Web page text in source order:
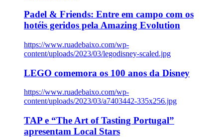
Padel & Friends: Entre em campo com os
hotéis geridos pela Amazing Evolution
https://www.ruadebaixo.com/wp-
content/uploads/2023/03/legodisney-scaled.jpg
LEGO comemora os 100 anos da Disney
https://www.ruadebaixo.com/wp-
content/uploads/2023/03/a7403442-335x256.jpg
TAP e “The Art of Tasting Portugal”
apresentam Local Stars